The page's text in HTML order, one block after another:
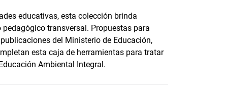
educativas, esta colección brinda
transversal. Propuestas para
del Ministerio de Educación,
esta caja de herramientas para tratar
Ambiental Integral.